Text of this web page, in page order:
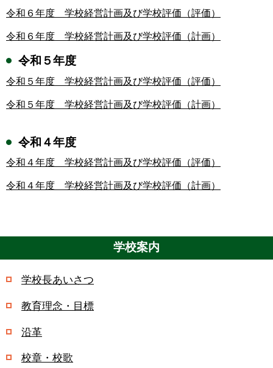
令和６年度 学校経営計画及び学校評価（評価）
令和６年度 学校経営計画及び学校評価（計画）
令和５年度
令和５年度 学校経営計画及び学校評価（評価）
令和５年度 学校経営計画及び学校評価（計画）
令和４年度
令和４年度 学校経営計画及び学校評価（評価）
令和４年度 学校経営計画及び学校評価（計画）
学校案内
学校長あいさつ
教育理念・目標
沿革
校章・校歌